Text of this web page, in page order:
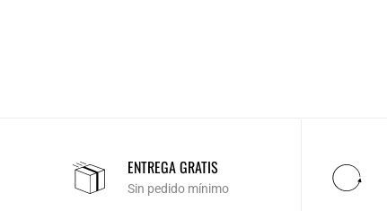
ENTREGA GRATIS
Sin pedido mínimo